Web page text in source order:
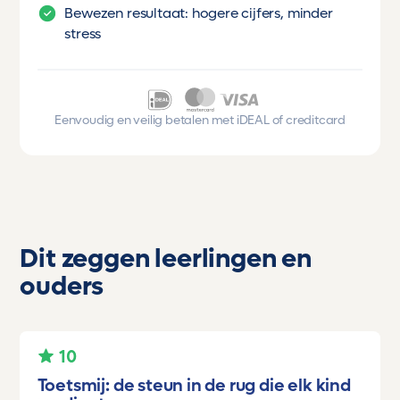
Bewezen resultaat: hogere cijfers, minder
stress
Eenvoudig en veilig betalen met iDEAL of creditcard
Dit zeggen leerlingen en
ouders
10
Toetsmij: de steun in de rug die elk kind